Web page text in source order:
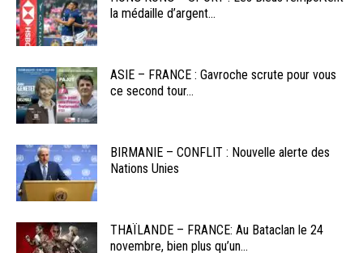
la médaille d’argent...
ASIE – FRANCE : Gavroche scrute pour vous
ce second tour...
BIRMANIE – CONFLIT : Nouvelle alerte des
Nations Unies
THAÏLANDE – FRANCE: Au Bataclan le 24
novembre, bien plus qu’un...